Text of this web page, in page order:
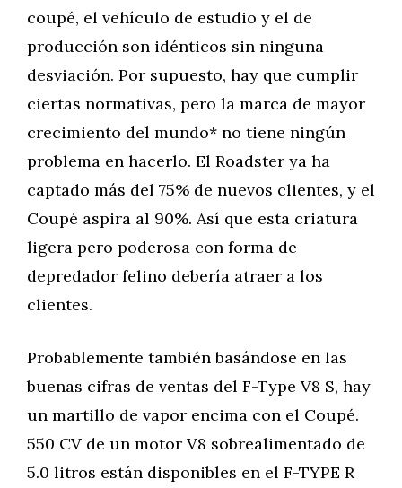
coupé, el vehículo de estudio y el de
producción son idénticos sin ninguna
desviación. Por supuesto, hay que cumplir
ciertas normativas, pero la marca de mayor
crecimiento del mundo* no tiene ningún
problema en hacerlo. El Roadster ya ha
captado más del 75% de nuevos clientes, y el
Coupé aspira al 90%. Así que esta criatura
ligera pero poderosa con forma de
depredador felino debería atraer a los
clientes.
Probablemente también basándose en las
buenas cifras de ventas del F-Type V8 S, hay
un martillo de vapor encima con el Coupé.
550 CV de un motor V8 sobrealimentado de
5.0 litros están disponibles en el F-TYPE R